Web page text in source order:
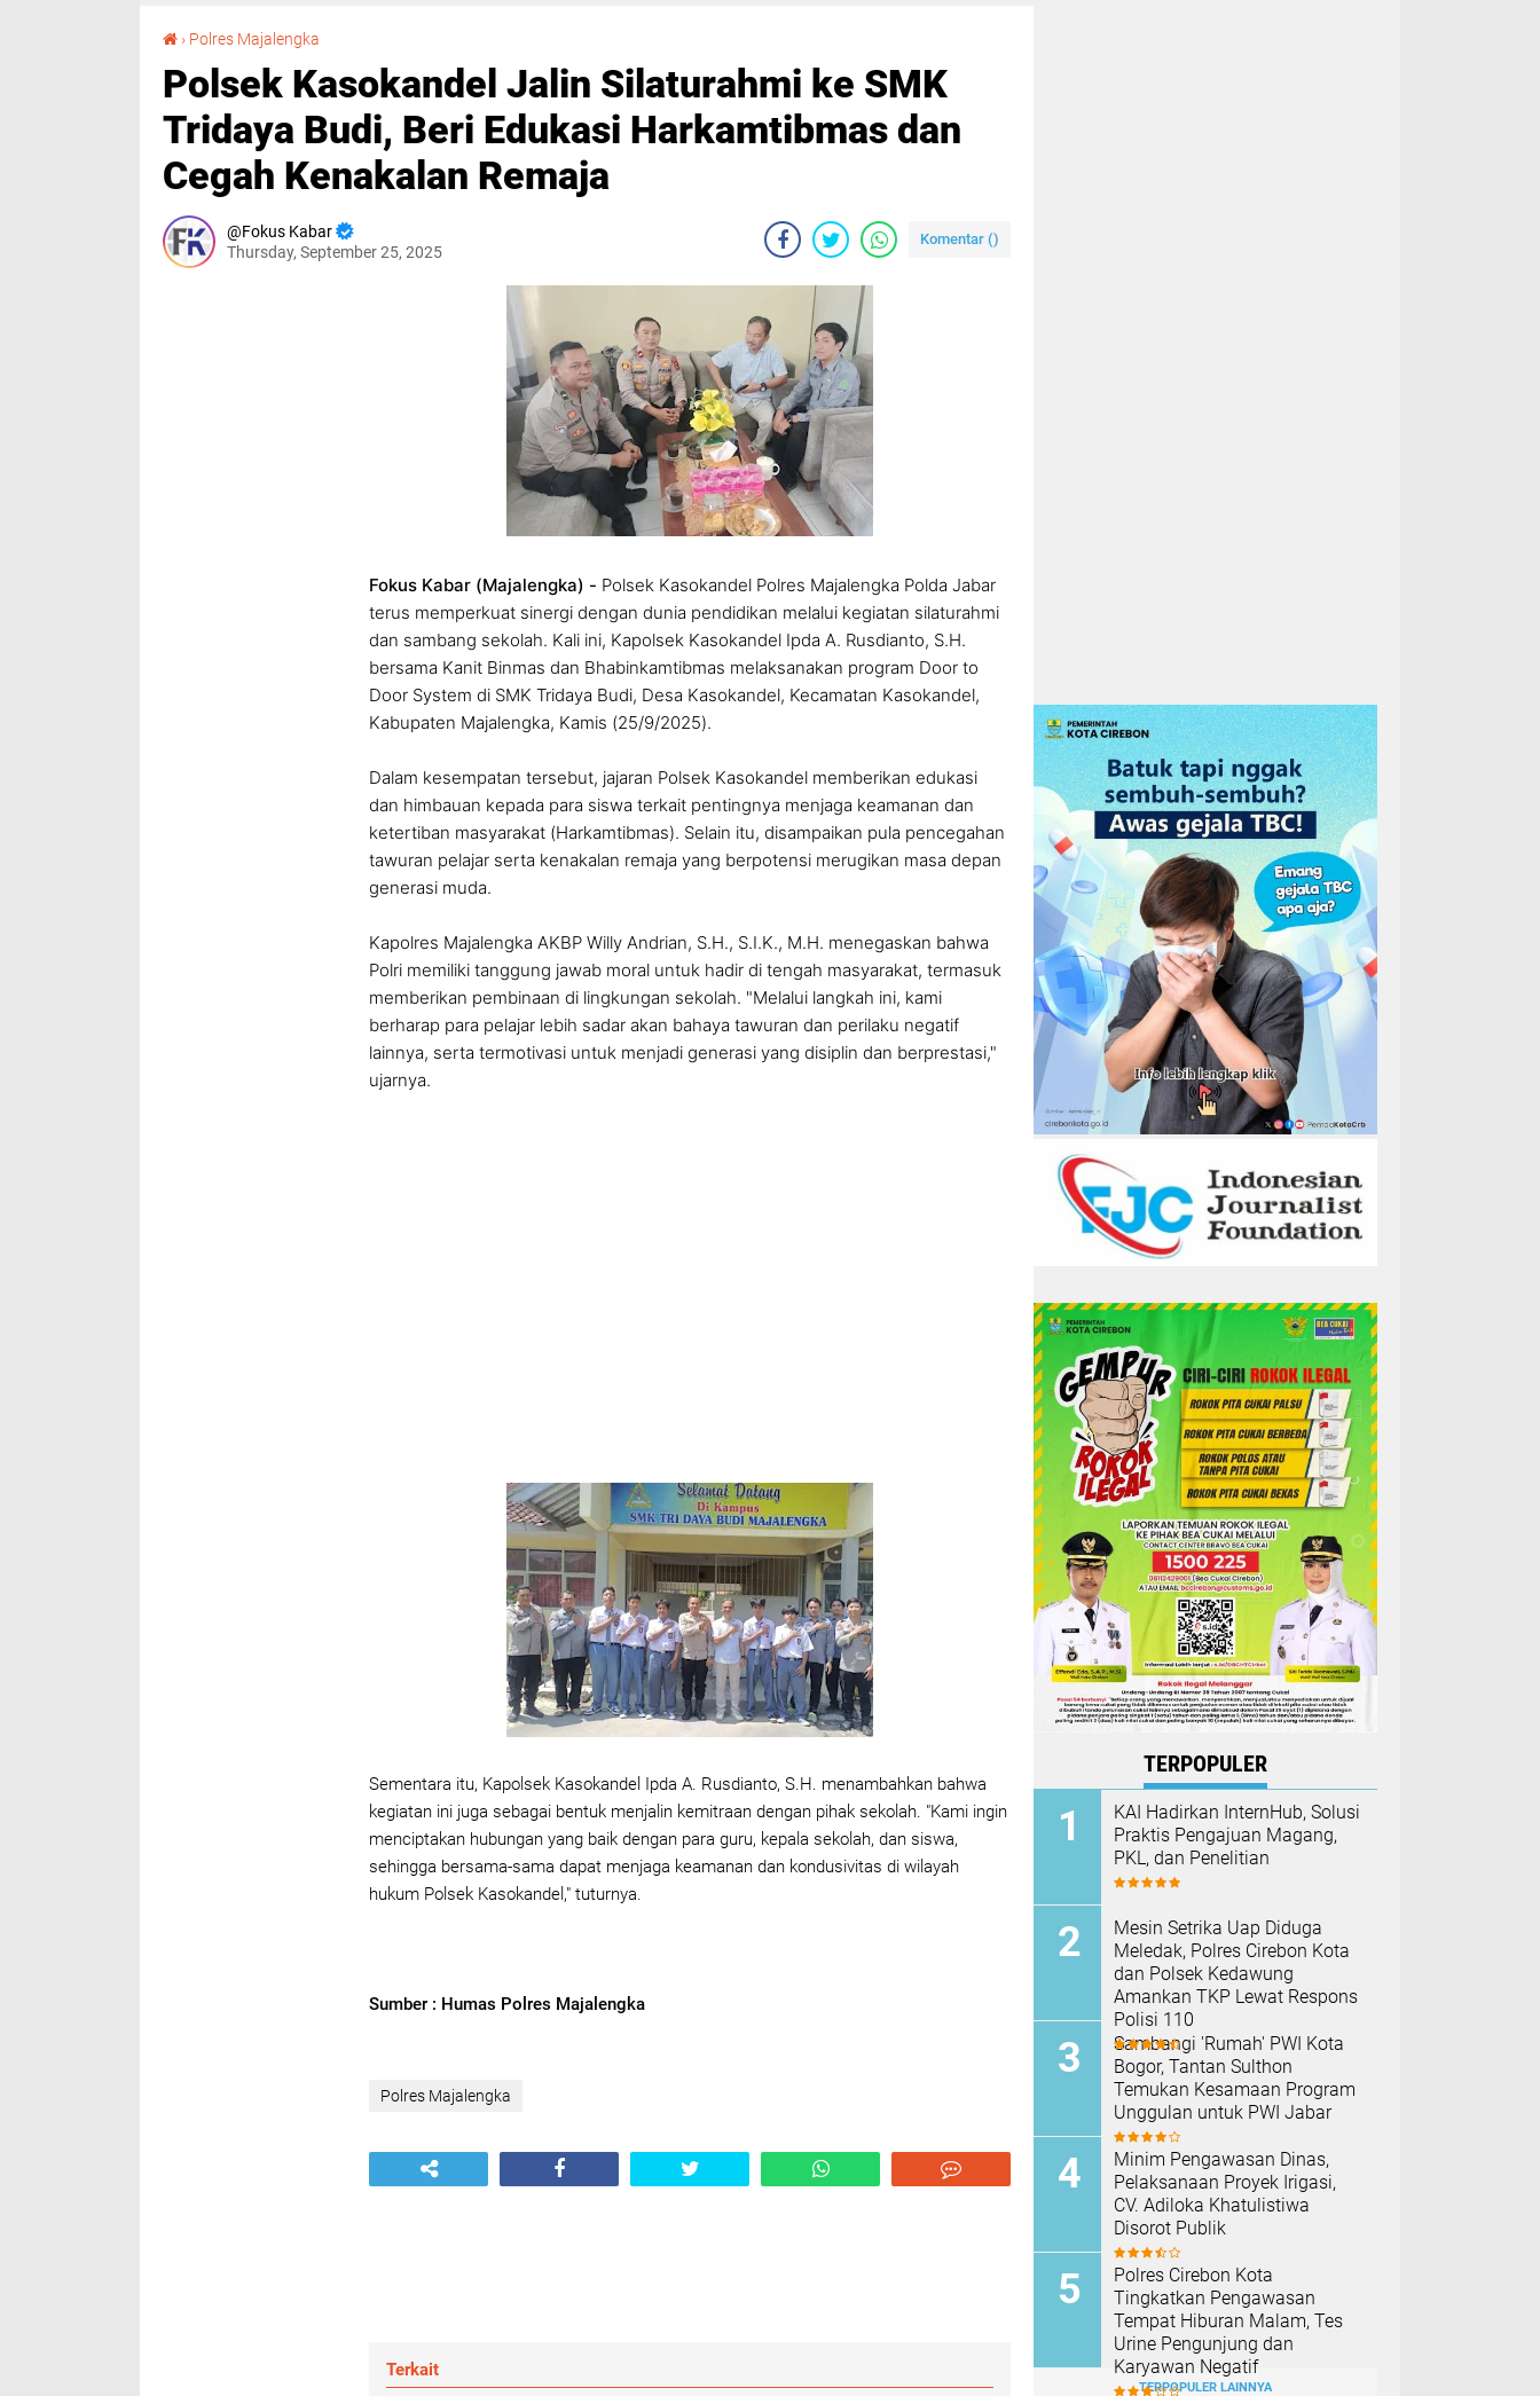
› Polres Majalengka
Polsek Kasokandel Jalin Silaturahmi ke SMK
Tridaya Budi, Beri Edukasi Harkamtibmas dan
Cegah Kenakalan Remaja
Fokus Kabar
Thursday, September 25, 2025
Komentar ()
Fokus Kabar (Majalengka) - Polsek Kasokandel Polres Majalengka Polda Jabar
terus memperkuat sinergi dengan dunia pendidikan melalui kegiatan silaturahmi
dan sambang sekolah. Kali ini, Kapolsek Kasokandel Ipda A. Rusdianto, S.H.
bersama Kanit Binmas dan Bhabinkamtibmas melaksanakan program Door to
Door System di SMK Tridaya Budi, Desa Kasokandel, Kecamatan Kasokandel,
Kabupaten Majalengka, Kamis (25/9/2025).
Dalam kesempatan tersebut, jajaran Polsek Kasokandel memberikan edukasi
dan himbauan kepada para siswa terkait pentingnya menjaga keamanan dan
ketertiban masyarakat (Harkamtibmas). Selain itu, disampaikan pula pencegahan
tawuran pelajar serta kenakalan remaja yang berpotensi merugikan masa depan
generasi muda.
Kapolres Majalengka AKBP Willy Andrian, S.H., S.I.K., M.H. menegaskan bahwa
Polri memiliki tanggung jawab moral untuk hadir di tengah masyarakat, termasuk
memberikan pembinaan di lingkungan sekolah. "Melalui langkah ini, kami
berharap para pelajar lebih sadar akan bahaya tawuran dan perilaku negatif
lainnya, serta termotivasi untuk menjadi generasi yang disiplin dan berprestasi,"
ujarnya.
Sementara itu, Kapolsek Kasokandel Ipda A. Rusdianto, S.H. menambahkan bahwa
kegiatan ini juga sebagai bentuk menjalin kemitraan dengan pihak sekolah. "Kami ingin
menciptakan hubungan yang baik dengan para guru, kepala sekolah, dan siswa,
sehingga bersama-sama dapat menjaga keamanan dan kondusivitas di wilayah
hukum Polsek Kasokandel," tuturnya.
Sumber : Humas Polres Majalengka
Polres Majalengka
Terkait
TERPOPULER
KAI Hadirkan InternHub, Solusi
Praktis Pengajuan Magang,
PKL, dan Penelitian
Mesin Setrika Uap Diduga
Meledak, Polres Cirebon Kota
dan Polsek Kedawung
Amankan TKP Lewat Respons
Polisi 110
Sambangi 'Rumah' PWI Kota
Bogor, Tantan Sulthon
Temukan Kesamaan Program
Unggulan untuk PWI Jabar
Minim Pengawasan Dinas,
Pelaksanaan Proyek Irigasi,
CV. Adiloka Khatulistiwa
Disorot Publik
Polres Cirebon Kota
Tingkatkan Pengawasan
Tempat Hiburan Malam, Tes
Urine Pengunjung dan
Karyawan Negatif
TERPOPULER LAINNYA